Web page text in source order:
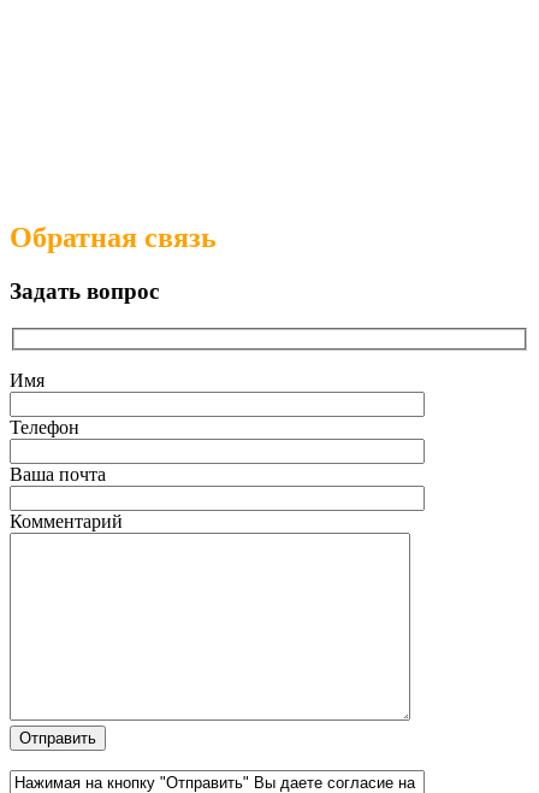
Обратная связь
Задать вопрос
Имя
Телефон
Ваша почта
Комментарий